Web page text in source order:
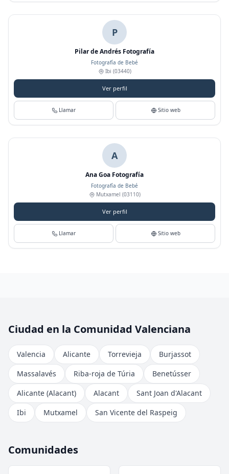
P
Pilar de Andrés Fotografía
Fotografía de Bebé
Ibi (03440)
Ver perfil
Llamar Sitio web
A
Ana Goa Fotografía
Fotografía de Bebé
Mutxamel (03110)
Ver perfil
Llamar Sitio web
Ciudad en la Comunidad Valenciana
Valencia Alicante Torrevieja
Burjassot
Massalavés
Riba-roja de Túria
Benetússer
Alicante (Alacant)
Alacant
Sant Joan d'Alacant
Ibi
Mutxamel San Vicente del Raspeig
Comunidades